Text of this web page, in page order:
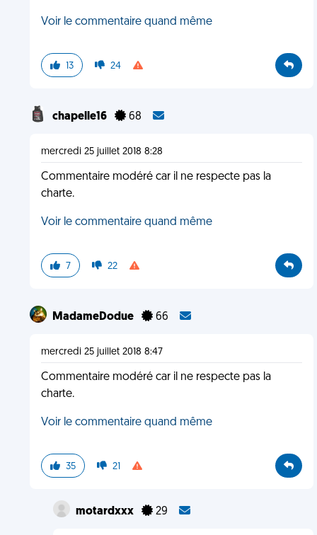
Voir le commentaire quand même
13 24
chapelle16 68
mercredi 25 juillet 2018 8:28
Commentaire modéré car il ne respecte pas la
charte.
Voir le commentaire quand même
7 22
MadameDodue 66
mercredi 25 juillet 2018 8:47
Commentaire modéré car il ne respecte pas la
charte.
Voir le commentaire quand même
35 21
motardxxx 29